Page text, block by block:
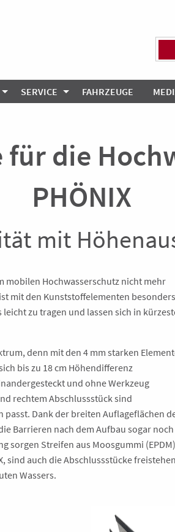
SERVICE FAHRZEUGE
für die
PHÖNIX
mit
mobilen Hochwasserschutz nicht mehr
mit den Kunststoffelementen besonders
zu tragen und lassen sich in
denn mit den 4 mm starken
bis zu 18 cm Höhendifferenz
und ohne Werkzeug
rechtem Abschlussstück sind
passt. Dank der breiten Auflageflächen
Barrieren nach dem Aufbau sogar noch
sorgen Streifen aus Moosgummi
sind auch die Abschlussstücke
Wassers.